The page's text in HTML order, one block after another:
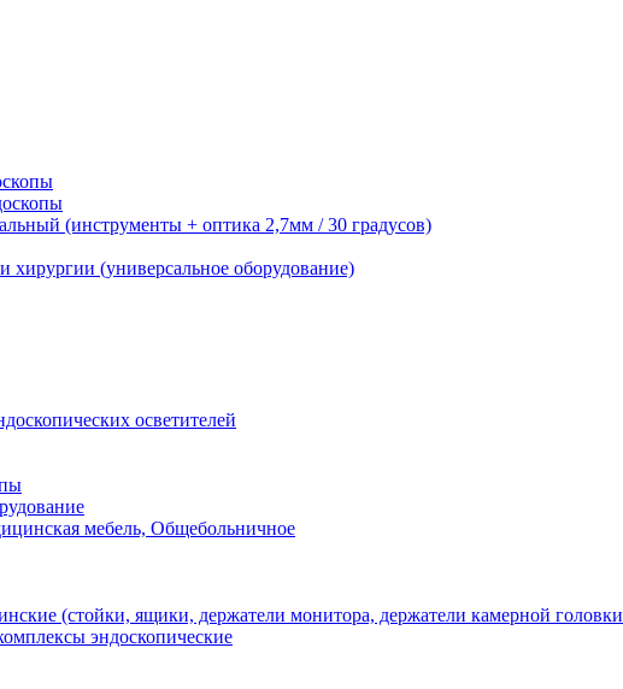
(инструменты + оптика 2,7мм / 30 градусов)
хирургии (универсальное оборудование)
осветителей
мебель, Общебольничное
(стойки, ящики, держатели монитора, держатели камерной головки
эндоскопические